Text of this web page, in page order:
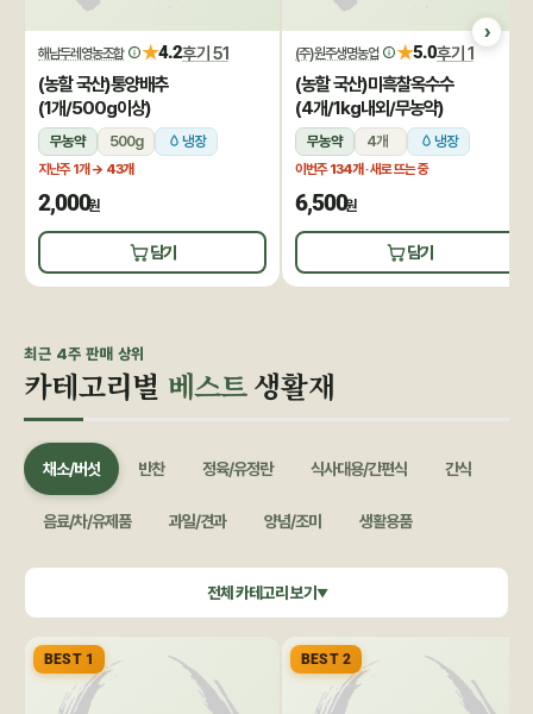
해남두레영농조합 ★4.2후기 51
(농할 국산)통양배추
(1개/500g이상)
무농약 500g 냉장
지난주 1개 → 43개
2,000원
담기
(주)원주생명농업 ★5.0후기 1
(농할 국산)미흑찰옥수수
(4개/1kg내외/무농약)
무농약 4개 냉장
이번주134개 · 새로 뜨는 중
6,500원
담기
최근 4주 판매 상위
카테고리별 베스트생활재
채소/버섯 반찬 정육/유정란 식사대용/간편식 간식
음료/차/유제품 과일/견과 양념/조미 생활용품
쌀/잡곡 수산/건어물 공정무역(민중교역) 건강식품/꿀
전체 카테고리 보기▼
BEST 1 BEST 2